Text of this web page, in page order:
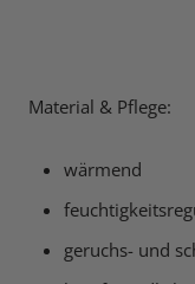
Material & Pflege:
wärmend
geruchs- und